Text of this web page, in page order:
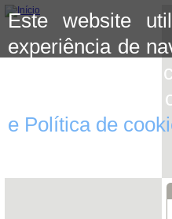
Este website
experiência de
aceitar o uso de
mais
e Política de